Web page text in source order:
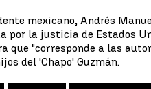
mexicano, Andrés
por la justicia de Estados
que "corresponde a las
del 'Chapo' Guzmán.